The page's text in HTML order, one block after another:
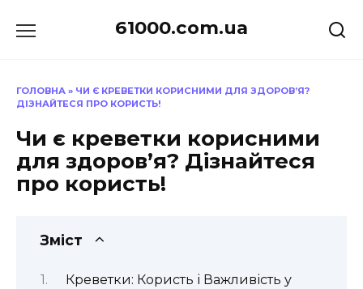
до
61000.com.ua
ГОЛОВНА » ЧИ Є КРЕВЕТКИ КОРИСНИМИ ДЛЯ ЗДОРОВ’Я?
ДІЗНАЙТЕСЯ ПРО КОРИСТЬ!
Чи є креветки корисними
для здоров’я? Дізнайтеся
про користь!
Зміст
Креветки: Користь і Важливість у